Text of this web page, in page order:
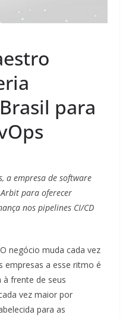
para
a empresa de software
para oferecer
nos pipelines CI/CD
O negócio muda cada vez
empresas a esse ritmo é
frente de seus
vez maior por
para as